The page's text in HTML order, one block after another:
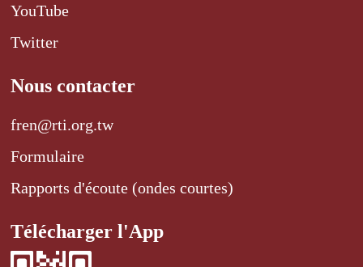
YouTube
Twitter
Nous contacter
fren@rti.org.tw
Formulaire
Rapports d'écoute (ondes courtes)
Télécharger l'App